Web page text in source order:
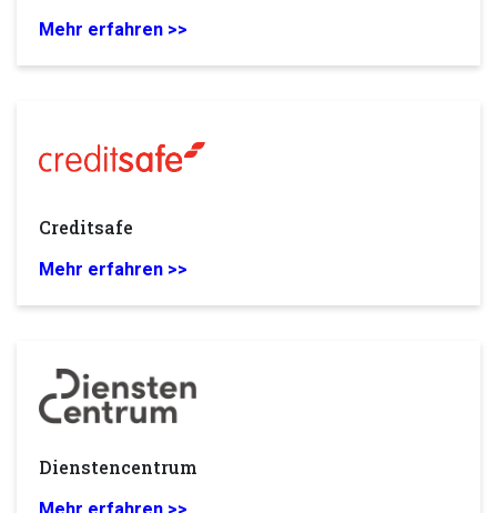
Mehr erfahren >>
Creditsafe
Mehr erfahren >>
Dienstencentrum